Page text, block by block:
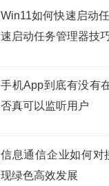
Win11如何快速启动
速启动任务管理器技
手机App到底有没有
否真可以监听用户
信息通信企业如何对
现绿色高效发展